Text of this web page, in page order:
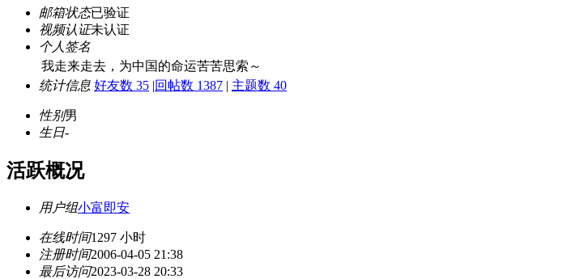
邮箱状态已验证
视频认证未认证
个人签名
我走来走去，为中国的命运苦苦思索～
统计信息 好友数 35 |回帖数 1387 | 主题数 40
性别男
生日-
活跃概况
用户组小富即安
在线时间1297 小时
注册时间2006-04-05 21:38
最后访问2023-03-28 20:33